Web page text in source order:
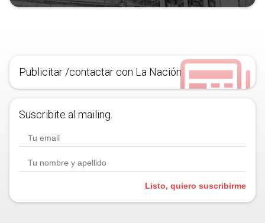
Publicitar /contactar con La Nación
Suscribite al mailing.
Listo, quiero suscribirme